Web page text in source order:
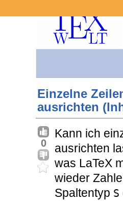
Einzelne
ausrichten
0
Kann ich
ausrichten
was LaTeX
wieder
Spaltentyp S